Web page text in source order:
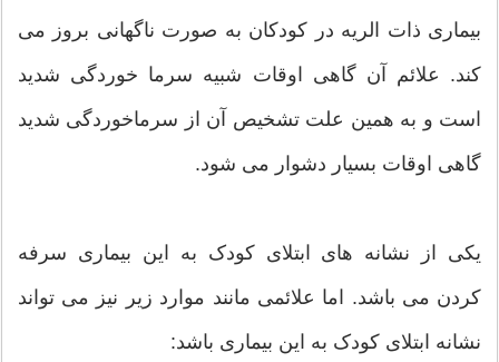
بیماری ذات الریه در کودکان به صورت ناگهانی بروز می
کند. علائم آن گاهی اوقات شبیه سرما خوردگی شدید
است و به همین علت تشخیص آن از سرماخوردگی شدید
گاهی اوقات بسیار دشوار می شود.
یکی از نشانه های ابتلای کودک به این بیماری سرفه
کردن می باشد. اما علائمی مانند موارد زیر نیز می تواند
نشانه ابتلای کودک به این بیماری باشد: